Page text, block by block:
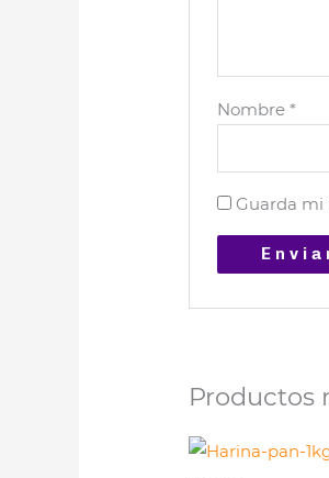
Nombre*
Guarda mi
Productos